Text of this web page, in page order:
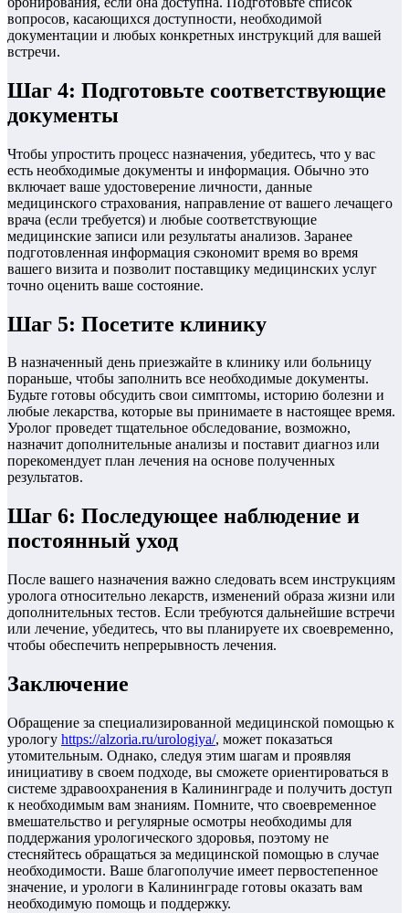
вопросов, касающихся доступности, необходимой
документации и любых конкретных инструкций для вашей
встречи.
Шаг 4: Подготовьте соответствующие
документы
Чтобы упростить процесс назначения, убедитесь, что у вас
есть необходимые документы и информация. Обычно это
включает ваше удостоверение личности, данные
медицинского страхования, направление от вашего лечащего
врача (если требуется) и любые соответствующие
медицинские записи или результаты анализов. Заранее
подготовленная информация сэкономит время во время
вашего визита и позволит поставщику медицинских услуг
точно оценить ваше состояние.
Шаг 5: Посетите клинику
В назначенный день приезжайте в клинику или больницу
пораньше, чтобы заполнить все необходимые документы.
Будьте готовы обсудить свои симптомы, историю болезни и
любые лекарства, которые вы принимаете в настоящее время.
Уролог проведет тщательное обследование, возможно,
назначит дополнительные анализы и поставит диагноз или
порекомендует план лечения на основе полученных
результатов.
Шаг 6: Последующее наблюдение и
постоянный уход
После вашего назначения важно следовать всем инструкциям
уролога относительно лекарств, изменений образа жизни или
дополнительных тестов. Если требуются дальнейшие встречи
или лечение, убедитесь, что вы планируете их своевременно,
чтобы обеспечить непрерывность лечения.
Заключение
Обращение за специализированной медицинской помощью к
урологу https://alzoria.ru/urologiya/, может показаться
утомительным. Однако, следуя этим шагам и проявляя
инициативу в своем подходе, вы сможете ориентироваться в
системе здравоохранения в Калининграде и получить доступ
к необходимым вам знаниям. Помните, что своевременное
вмешательство и регулярные осмотры необходимы для
поддержания урологического здоровья, поэтому не
стесняйтесь обращаться за медицинской помощью в случае
необходимости. Ваше благополучие имеет первостепенное
значение, и урологи в Калининграде готовы оказать вам
необходимую помощь и поддержку.